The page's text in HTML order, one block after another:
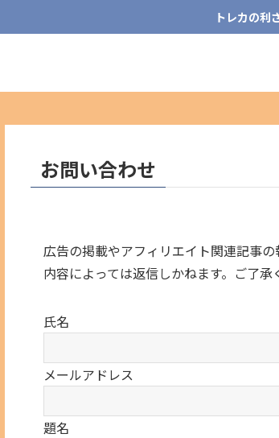
トレカの利
お問い合わせ
広告の掲載やアフィリエイト関連記事
内容によっては返信しかねます。ご了承
氏名
メールアドレス
題名